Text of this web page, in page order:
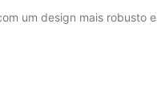
um design mais robusto